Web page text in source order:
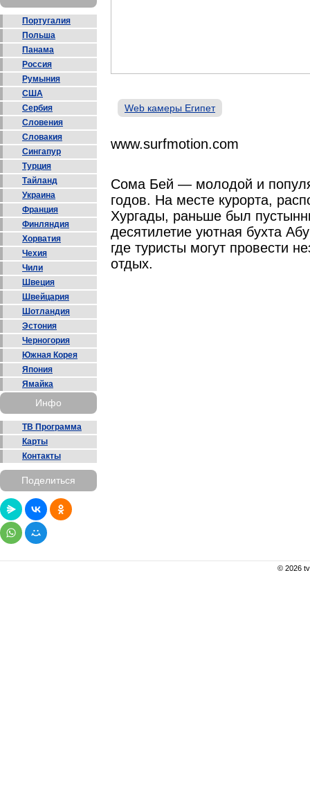
Португалия
Польша
Панама
Россия
Румыния
США
Сербия
Словения
Словакия
Сингапур
Турция
Тайланд
Украина
Франция
Финляндия
Хорватия
Чехия
Чили
Швеция
Швейцария
Шотландия
Эстония
Черногория
Южная Корея
Япония
Ямайка
Инфо
ТВ Программа
Карты
Контакты
Поделиться
Web камеры Египет
www.surfmotion.com
Сома Бей — молодой и
годов. На месте курорта,
Хургады, раньше был
десятилетие уютная бухта
где туристы могут провести
отдых.
© 2026